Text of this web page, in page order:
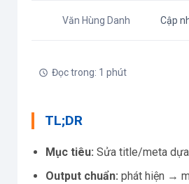
Văn Hùng Danh Cập
Đọc trong: 1 phút
TL;DR
Mục tiêu: Sửa title/meta dựa
Output chuẩn: phát hiện →